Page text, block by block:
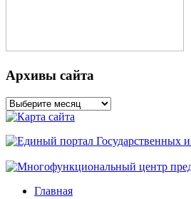
Архивы сайта
Архивы
сайта
Главная